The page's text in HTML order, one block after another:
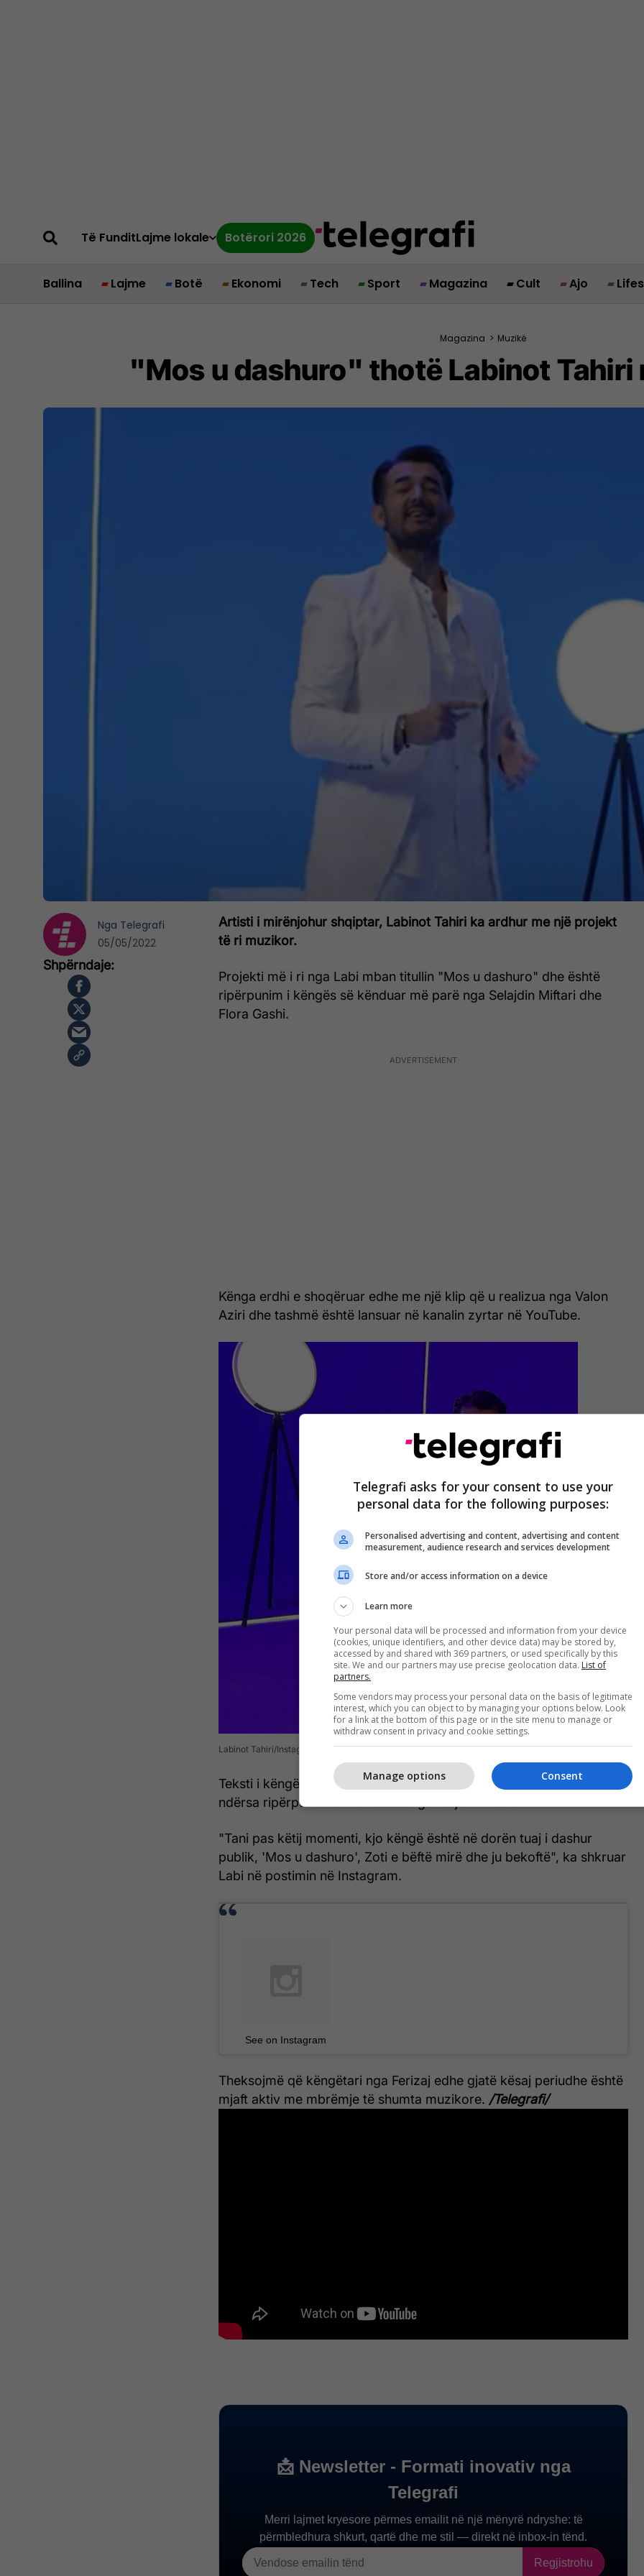
Të FunditLajme lokale Botërori 2026
Ballina Lajme Botë Ekonomi Tech Sport Magazina Cult Ajo
Magazina > Muzikë
"Mos u dashuro" thotë Labinot Tahiri
Artisti i mirënjohur shqiptar, Labinot Tahiri ka ardhur me një projekt
të ri muzikor.
Projekti më i ri nga Labi mban titullin "Mos u dashuro" dhe është
ripërpunim i këngës së kënduar më parë nga Selajdin Miftari dhe
Flora Gashi.
Kënga erdhi e shoqëruar edhe me një klip që u realizua nga Valon
Aziri dhe tashmë është lansuar në kanalin zyrtar në YouTube.
Labinot Tahiri/Instagram
Teksti i këngës është i shkruar nga Flora Gashi dhe Vullnet Neziri,
ndërsa ripërpunimi u mundësua nga Fatjon Miftari.
"Tani pas këtij momenti, kjo këngë është në dorën tuaj i dashur
publik, 'Mos u dashuro', Zoti e bëftë mirë dhe ju bekoftë", ka shkruar
Labi në postimin në Instagram.
See on Instagram
Theksojmë që këngëtari nga Ferizaj edhe gjatë kësaj periudhe është
mjaft aktiv me mbrëmje të shumta muzikore. /Telegrafi/
Nga Telegrafi
05/05/2022
Telegrafi asks for your consent to use your
personal data for the following purposes:
Personalised advertising and content, advertising and content
measurement, audience research and services development
Store and/or access information on a device
Learn more
Your personal data will be processed and information from your device
(cookies, unique identifiers, and other device data) may be stored by,
accessed by and shared with 369 partners, or used specifically by this
site. We and our partners may use precise geolocation data. List of
partners.
Some vendors may process your personal data on the basis of legitimate
interest, which you can object to by managing your options below. Look
for a link at the bottom of this page or in the site menu to manage or
withdraw consent in privacy and cookie settings.
Consent
Manage options